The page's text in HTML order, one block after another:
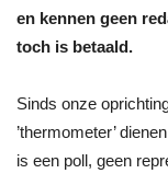
en kennen geen
toch is betaald.
Sinds onze
’thermometer’
is een poll, geen